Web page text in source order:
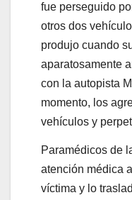
fue perseguido
otros dos
produjo cuando
aparatosamente
con la autopista
momento, los
vehículos y
Paramédicos de
atención médica
víctima y lo